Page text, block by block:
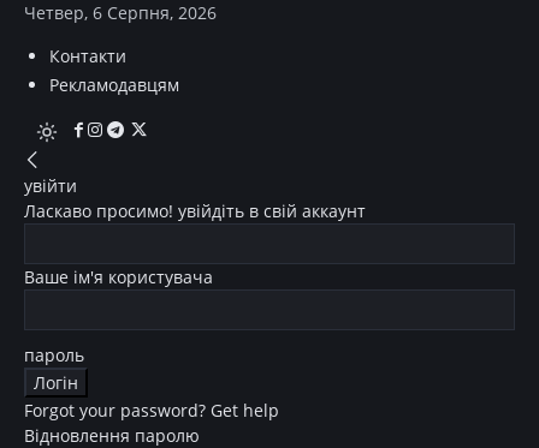
Четвер, 6 Серпня, 2026
Контакти
Рекламодавцям
увійти
Ласкаво просимо! увійдіть в свій аккаунт
Ваше ім'я користувача
пароль
Forgot your password? Get help
Відновлення паролю